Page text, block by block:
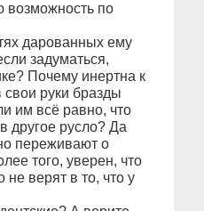
возможность по
дарованных ему
задуматься,
Почему инертна к
руки бразды
им всё равно, что
другое русло? Да
переживают о
того, уверен, что
верят в то, что у